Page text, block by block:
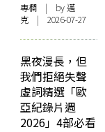
專欄 | by邁
克 | 2026-07-27
黑夜漫長，但
我們拒絕失聲
虛詞精選「歐
亞紀錄片週
2026」4部必看